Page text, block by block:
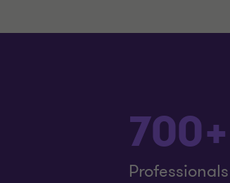
700+
Professionals